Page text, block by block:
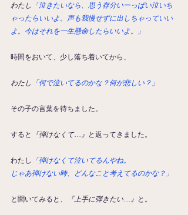
わたし 「泣きたいなら、思う存分いーっぱい泣いち
ゃったらいいよ。声も我慢せずに出しちゃっていい
よ。今はそれを一生懸命したらいいよ。」
時間をおいて、少し落ち着いてから、
わたし 「何で泣いてるのかな？何が悲しい？」
その子の言葉を待ちました。
すると 『弾けなくて…』 と返ってきました。
わたし
「弾けなくて泣いてるんやね。
じゃあ弾けない時、どんなこと考えてるのかな？」
と聞いてみると、 『上手に弾きたい…』 と。